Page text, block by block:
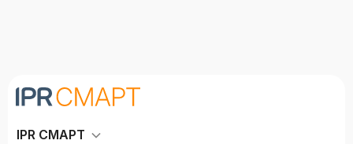
IPR СМАРТ